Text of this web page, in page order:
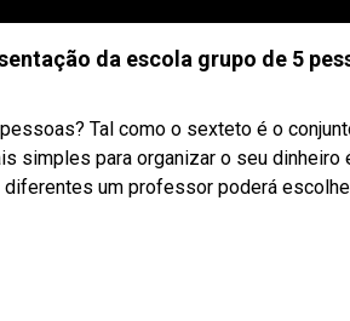
da escola grupo de 5
Tal como o sexteto é o
simples para organizar o seu
um professor poderá